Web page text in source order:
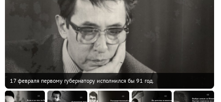
17 февраля первому губернатору исполнился бы 91 год.